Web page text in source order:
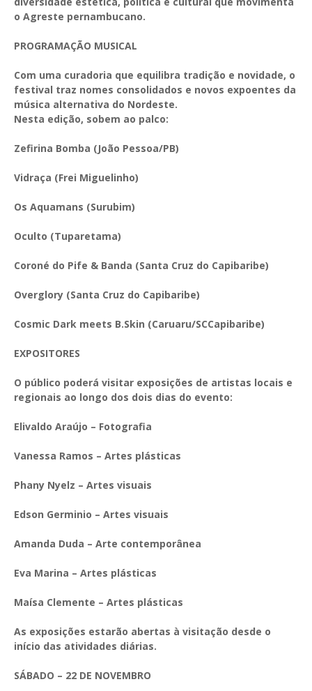
o Agreste pernambucano.
PROGRAMAÇÃO MUSICAL
Com uma curadoria que equilibra tradição e novidade, o
festival traz nomes consolidados e novos expoentes da
música alternativa do Nordeste.
Nesta edição, sobem ao palco:
Zefirina Bomba (João Pessoa/PB)
Vidraça (Frei Miguelinho)
Os Aquamans (Surubim)
Oculto (Tuparetama)
Coroné do Pife & Banda (Santa Cruz do Capibaribe)
Overglory (Santa Cruz do Capibaribe)
Cosmic Dark meets B.Skin (Caruaru/SCCapibaribe)
EXPOSITORES
O público poderá visitar exposições de artistas locais e
regionais ao longo dos dois dias do evento:
Elivaldo Araújo – Fotografia
Vanessa Ramos – Artes plásticas
Phany Nyelz – Artes visuais
Edson Germinio – Artes visuais
Amanda Duda – Arte contemporânea
Eva Marina – Artes plásticas
Maísa Clemente – Artes plásticas
As exposições estarão abertas à visitação desde o
início das atividades diárias.
SÁBADO – 22 DE NOVEMBRO